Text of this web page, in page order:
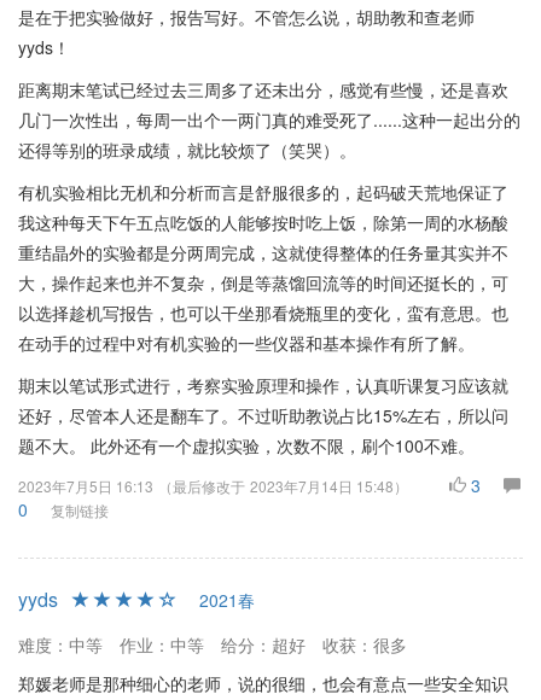
是在于把实验做好，报告写好。不管怎么说，胡助教和查老师
yyds！
距离期末笔试已经过去三周多了还未出分，感觉有些慢，还是喜欢
几门一次性出，每周一出个一两门真的难受死了......这种一起出分的
还得等别的班录成绩，就比较烦了（笑哭）。
有机实验相比无机和分析而言是舒服很多的，起码破天荒地保证了
我这种每天下午五点吃饭的人能够按时吃上饭，除第一周的水杨酸
重结晶外的实验都是分两周完成，这就使得整体的任务量其实并不
大，操作起来也并不复杂，倒是等蒸馏回流等的时间还挺长的，可
以选择趁机写报告，也可以干坐那看烧瓶里的变化，蛮有意思。也
在动手的过程中对有机实验的一些仪器和基本操作有所了解。
期末以笔试形式进行，考察实验原理和操作，认真听课复习应该就
还好，尽管本人还是翻车了。不过听助教说占比15%左右，所以问
题不大。 此外还有一个虚拟实验，次数不限，刷个100不难。
2023年7月5日 16:13 （最后修改于 2023年7月14日 15:48）
3
0
复制链接
yyds
2021春
难度：中等
作业：中等 给分：超好
收获：很多
郑媛老师是那种细心的老师，说的很细，也会有意点一些安全知识